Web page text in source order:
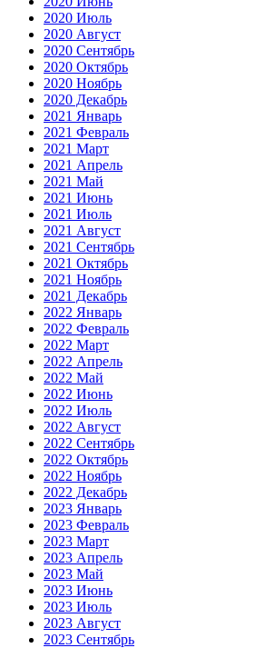
2020 Июль
2020 Август
2020 Сентябрь
2020 Октябрь
2020 Ноябрь
2020 Декабрь
2021 Январь
2021 Февраль
2021 Март
2021 Апрель
2021 Май
2021 Июнь
2021 Июль
2021 Август
2021 Сентябрь
2021 Октябрь
2021 Ноябрь
2021 Декабрь
2022 Январь
2022 Февраль
2022 Март
2022 Апрель
2022 Май
2022 Июнь
2022 Июль
2022 Август
2022 Сентябрь
2022 Октябрь
2022 Ноябрь
2022 Декабрь
2023 Январь
2023 Февраль
2023 Март
2023 Апрель
2023 Май
2023 Июнь
2023 Июль
2023 Август
2023 Сентябрь